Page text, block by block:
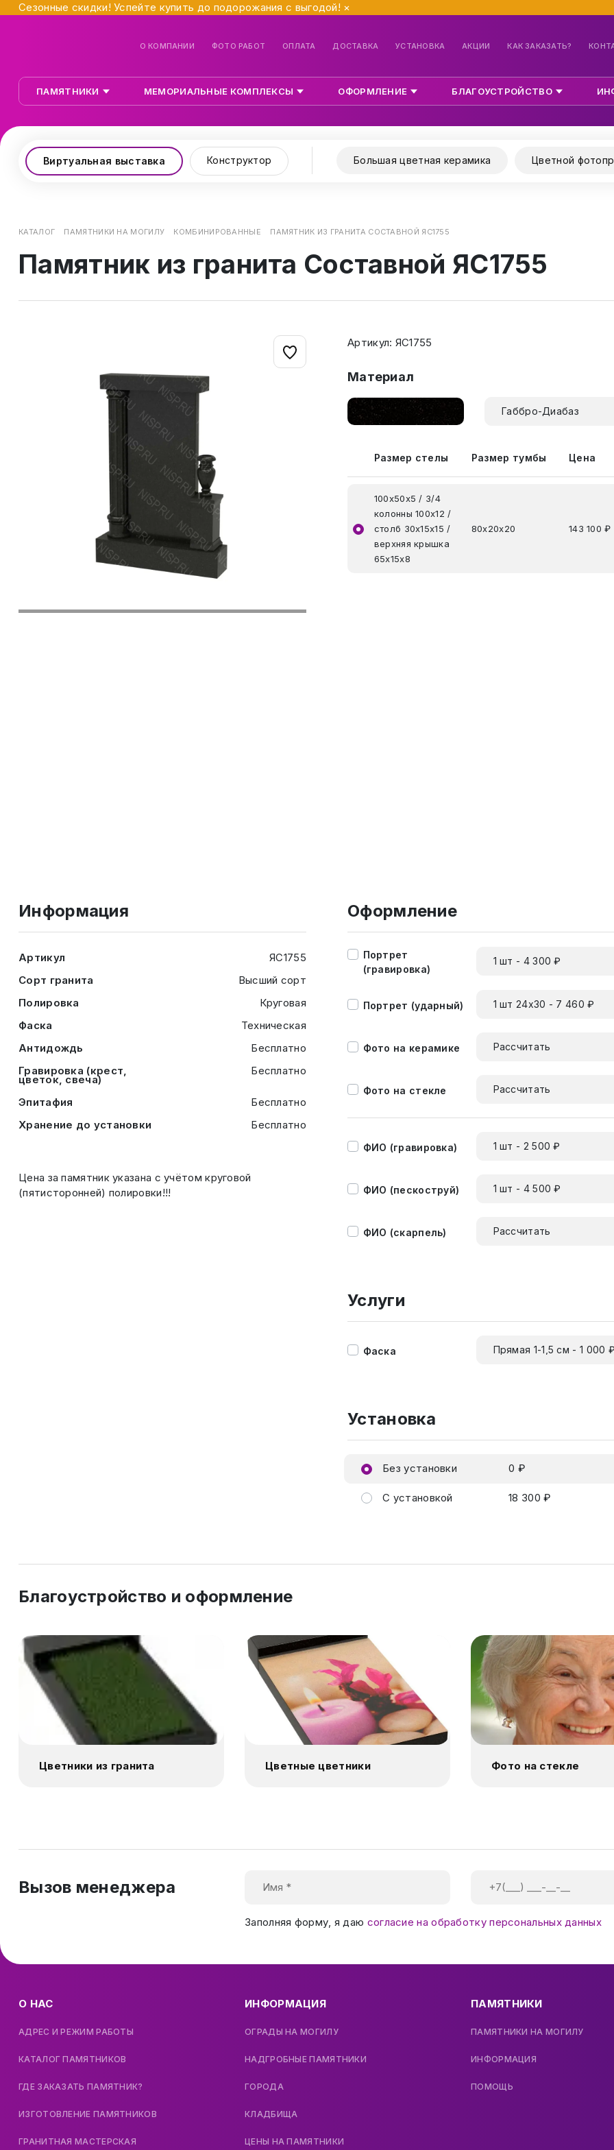
Сезонные скидки! Успейте купить до подорожания с выгодой! ×
О КОМПАНИИ ФОТО РАБОТ ОПЛАТА ДОСТАВКА УСТАНОВКА АКЦИИ КАК ЗАКАЗАТЬ?
ПАМЯТНИКИ МЕМОРИАЛЬНЫЕ КОМПЛЕКСЫ ОФОРМЛЕНИЕ БЛАГОУСТРОЙСТВО
Виртуальная выставка Конструктор Большая цветная керамика Цветной
КАТАЛОГ ПАМЯТНИКИ НА МОГИЛУ КОМБИНИРОВАННЫЕ ПАМЯТНИК ИЗ ГРАНИТА СОСТАВНОЙ ЯС1755
Памятник из гранита Составной ЯС1755
Артикул: ЯС1755
Материал
Габбро-Диабаз
Размер стелы Размер тумбы Цена
100х50х5 / 3/4
колонны 100х12 /
столб 30х15х15 /
верхняя крышка
65х15х8
80х20х20 143 100 ₽
Информация
Артикул
ЯС1755
Сорт гранита
Высший сорт
Полировка
Круговая
Фаска
Техническая
Антидождь
Бесплатно
Гравировка (крест,
цветок, свеча)
Бесплатно
Эпитафия
Бесплатно
Хранение до установки
Бесплатно
Цена за памятник указана с учётом круговой
(пятисторонней) полировки!!!
Оформление
Портрет
(гравировка)
1 шт - 4 300 ₽
Портрет (ударный) 1 шт 24х30 - 7 460 ₽
Фото на керамике Рассчитать
Фото на стекле Рассчитать
ФИО (гравировка) 1 шт - 2 500 ₽
ФИО (пескоструй) 1 шт - 4 500 ₽
ФИО (скарпель) Рассчитать
Услуги
Фаска Прямая 1-1,5 см - 1 000
Установка
Без установки 0 ₽
С установкой 18 300 ₽
Благоустройство и оформление
Цветники из гранита Цветные цветники Фото на стекле
Вызов менеджера
Заполняя форму, я даю согласие на обработку персональных данных
О НАС
АДРЕС И РЕЖИМ РАБОТЫ
КАТАЛОГ ПАМЯТНИКОВ
ГДЕ ЗАКАЗАТЬ ПАМЯТНИК?
ИЗГОТОВЛЕНИЕ ПАМЯТНИКОВ
ГРАНИТНАЯ МАСТЕРСКАЯ
ИНФОРМАЦИЯ
ОГРАДЫ НА МОГИЛУ
НАДГРОБНЫЕ ПАМЯТНИКИ
ГОРОДА
КЛАДБИЩА
ЦЕНЫ НА ПАМЯТНИКИ
ПАМЯТНИКИ
ПАМЯТНИКИ НА МОГИЛУ
ИНФОРМАЦИЯ
ПОМОЩЬ